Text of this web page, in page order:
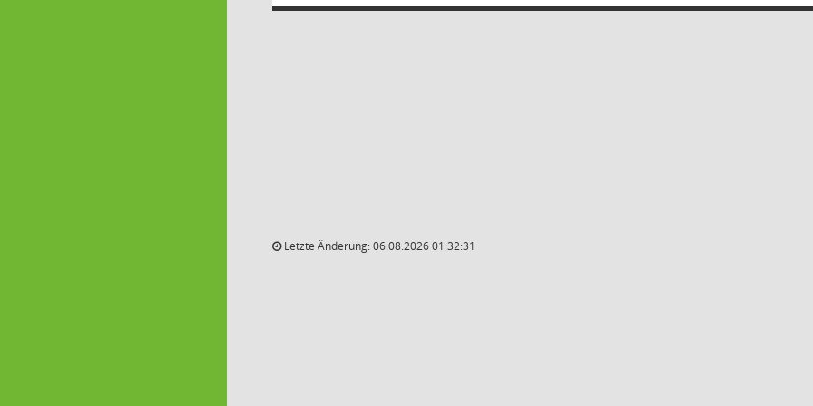
Letzte Änderung: 06.08.2026 01:32:31